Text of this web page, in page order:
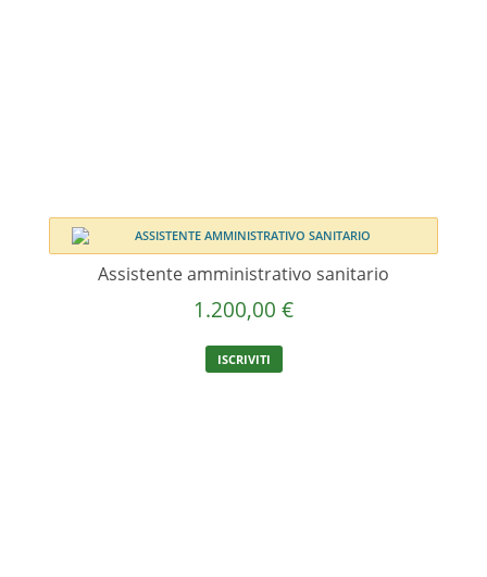
Assistente amministrativo sanitario
1.200,00 €
ISCRIVITI